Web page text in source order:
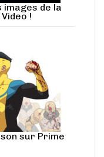
images de la
!
sur Prime